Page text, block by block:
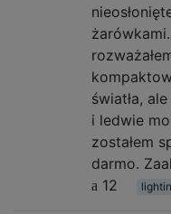
światła,
i ledwie
zostałem
darmo.
12